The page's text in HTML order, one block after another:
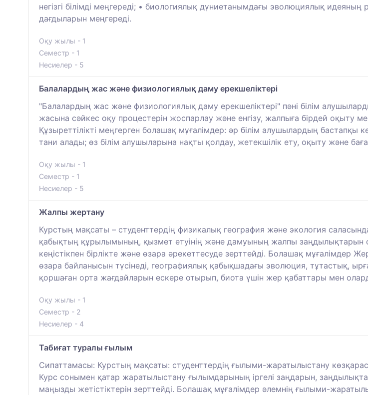
негізгі білімді меңгереді; • биологиялық дүниетанымдағы эволюциялық идеяның
дағдыларын меңгереді.
Оқу жылы - 1
Семестр - 1
Несиелер - 5
Балалардың жас және физиологиялық даму ерекшеліктері
"Балалардың жас және физиологиялық даму ерекшеліктері" пәні білім
жасына сәйкес оқу процестерін жоспарлау және енгізу, жалпыға бірдей
Құзыреттілікті меңгерген болашақ мұғалімдер: әр білім алушылардың бастапқы
тани алады; өз білім алушыларына нақты қолдау, жетекшілік ету, оқыту және
Оқу жылы - 1
Семестр - 1
Несиелер - 5
Жалпы жертану
Курстың мақсаты – студенттердің физикалық география және экология
қабықтың құрылымының, қызмет етуінің және дамуының жалпы заңдылықтарын
кеңістікпен бірлікте және өзара әрекеттесуде зерттейді. Болашақ мұғалімдер
өзара байланысын түсінеді, географиялық қабықшадағы эволюция, тұтастық,
қоршаған орта жағдайларын ескере отырып, биота үшін жер қабаттары мен
Оқу жылы - 1
Семестр - 2
Несиелер - 4
Табиғат туралы ғылым
Сипаттамасы: Курстың мақсаты: студенттердің ғылыми-жаратылыстану
Курс сонымен қатар жаратылыстану ғылымдарының іргелі заңдарын,
маңызды жетістіктерін зерттейді. Болашақ мұғалімдер әлемнің ғылыми-